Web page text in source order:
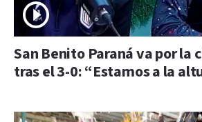
San Benito Paraná va por la
tras el 3-0: “Estamos a la